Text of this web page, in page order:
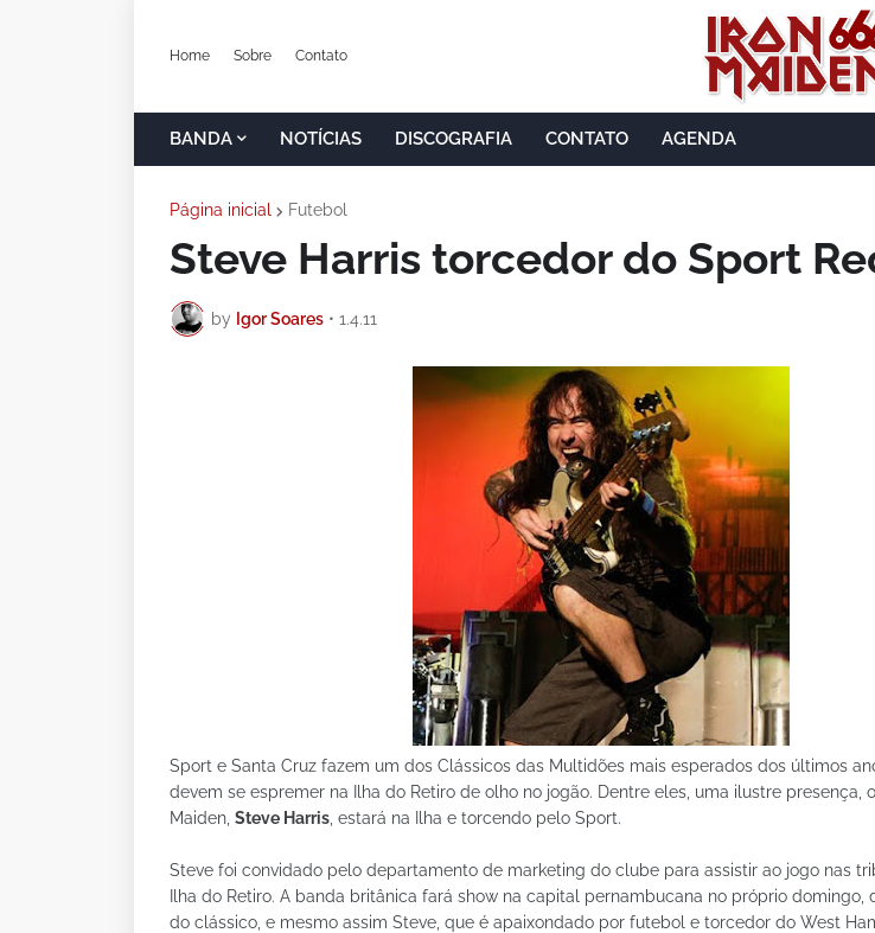
Home Sobre Contato
BANDA NOTÍCIAS DISCOGRAFIA CONTATO AGENDA
Página inicial Futebol
Steve Harris torcedor do Sport
by Igor Soares • 1.4.11
Sport e Santa Cruz fazem um dos Clássicos das Multidões mais esperados dos últimos
devem se espremer na Ilha do Retiro de olho no jogão. Dentre eles, uma ilustre presença,
Maiden, Steve Harris , estará na Ilha e torcendo pelo Sport.
Steve foi convidado pelo departamento de marketing do clube para assistir ao jogo nas
Ilha do Retiro. A banda britânica fará show na capital pernambucana no próprio domingo,
do clássico, e mesmo assim Steve, que é apaixondado por futebol e torcedor do West